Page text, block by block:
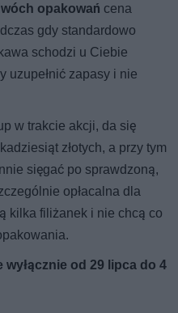
opakowań cena
gdy standardowo
schodzi u Ciebie
uzupełnić zapasy i nie
w trakcie akcji, da się
złotych, a przy tym
sięgać po sprawdzoną,
opłacalna dla
kilka filiżanek i nie chcą co
od 29 lipca do 4